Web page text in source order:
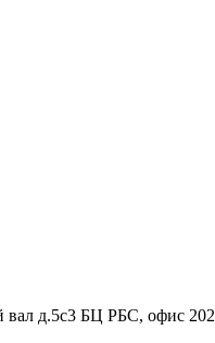
д.5с3 БЦ РБС, офис 202